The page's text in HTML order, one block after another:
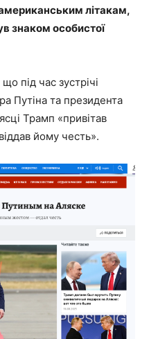
літакам,
знаком особистої
під час зустрічі
Путіна та президента
Трамп «привітав
йому честь».